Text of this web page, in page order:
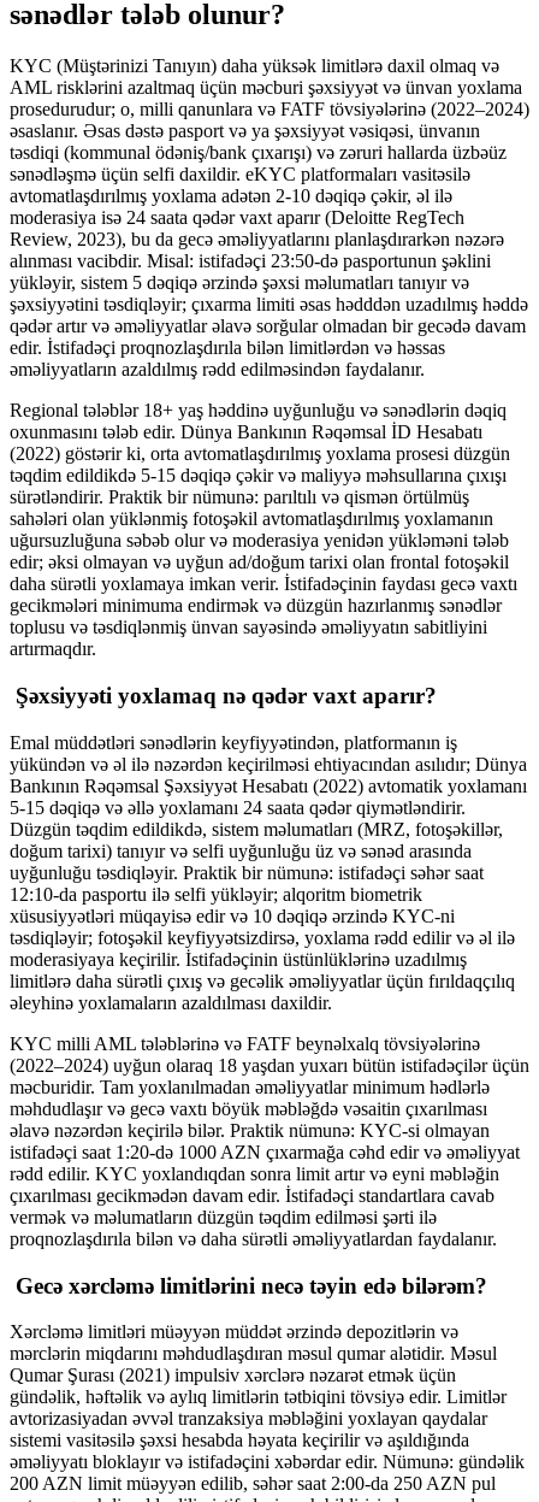
sənədlər tələb olunur?
KYC (Müştərinizi Tanıyın) daha yüksək limitlərə daxil olmaq və
AML risklərini azaltmaq üçün məcburi şəxsiyyət və ünvan yoxlama
prosedurudur; o, milli qanunlara və FATF tövsiyələrinə (2022–2024)
əsaslanır. Əsas dəstə pasport və ya şəxsiyyət vəsiqəsi, ünvanın
təsdiqi (kommunal ödəniş/bank çıxarışı) və zəruri hallarda üzbəüz
sənədləşmə üçün selfi daxildir. eKYC platformaları vasitəsilə
avtomatlaşdırılmış yoxlama adətən 2-10 dəqiqə çəkir, əl ilə
moderasiya isə 24 saata qədər vaxt aparır (Deloitte RegTech
Review, 2023), bu da gecə əməliyyatlarını planlaşdırarkən nəzərə
alınması vacibdir. Misal: istifadəçi 23:50-də pasportunun şəklini
yükləyir, sistem 5 dəqiqə ərzində şəxsi məlumatları tanıyır və
şəxsiyyətini təsdiqləyir; çıxarma limiti əsas hədddən uzadılmış həddə
qədər artır və əməliyyatlar əlavə sorğular olmadan bir gecədə davam
edir. İstifadəçi proqnozlaşdırıla bilən limitlərdən və həssas
əməliyyatların azaldılmış rədd edilməsindən faydalanır.
Regional tələblər 18+ yaş həddinə uyğunluğu və sənədlərin dəqiq
oxunmasını tələb edir. Dünya Bankının Rəqəmsal İD Hesabatı
(2022) göstərir ki, orta avtomatlaşdırılmış yoxlama prosesi düzgün
təqdim edildikdə 5-15 dəqiqə çəkir və maliyyə məhsullarına çıxışı
sürətləndirir. Praktik bir nümunə: parıltılı və qismən örtülmüş
sahələri olan yüklənmiş fotoşəkil avtomatlaşdırılmış yoxlamanın
uğursuzluğuna səbəb olur və moderasiya yenidən yükləməni tələb
edir; əksi olmayan və uyğun ad/doğum tarixi olan frontal fotoşəkil
daha sürətli yoxlamaya imkan verir. İstifadəçinin faydası gecə vaxtı
gecikmələri minimuma endirmək və düzgün hazırlanmış sənədlər
toplusu və təsdiqlənmiş ünvan sayəsində əməliyyatın sabitliyini
artırmaqdır.
Şəxsiyyəti yoxlamaq nə qədər vaxt aparır?
Emal müddətləri sənədlərin keyfiyyətindən, platformanın iş
yükündən və əl ilə nəzərdən keçirilməsi ehtiyacından asılıdır; Dünya
Bankının Rəqəmsal Şəxsiyyət Hesabatı (2022) avtomatik yoxlamanı
5-15 dəqiqə və əllə yoxlamanı 24 saata qədər qiymətləndirir.
Düzgün təqdim edildikdə, sistem məlumatları (MRZ, fotoşəkillər,
doğum tarixi) tanıyır və selfi uyğunluğu üz və sənəd arasında
uyğunluğu təsdiqləyir. Praktik bir nümunə: istifadəçi səhər saat
12:10-da pasportu ilə selfi yükləyir; alqoritm biometrik
xüsusiyyətləri müqayisə edir və 10 dəqiqə ərzində KYC-ni
təsdiqləyir; fotoşəkil keyfiyyətsizdirsə, yoxlama rədd edilir və əl ilə
moderasiyaya keçirilir. İstifadəçinin üstünlüklərinə uzadılmış
limitlərə daha sürətli çıxış və gecəlik əməliyyatlar üçün fırıldaqçılıq
əleyhinə yoxlamaların azaldılması daxildir.
KYC milli AML tələblərinə və FATF beynəlxalq tövsiyələrinə
(2022–2024) uyğun olaraq 18 yaşdan yuxarı bütün istifadəçilər üçün
məcburidir. Tam yoxlanılmadan əməliyyatlar minimum hədlərlə
məhdudlaşır və gecə vaxtı böyük məbləğdə vəsaitin çıxarılması
əlavə nəzərdən keçirilə bilər. Praktik nümunə: KYC-si olmayan
istifadəçi saat 1:20-də 1000 AZN çıxarmağa cəhd edir və əməliyyat
rədd edilir. KYC yoxlandıqdan sonra limit artır və eyni məbləğin
çıxarılması gecikmədən davam edir. İstifadəçi standartlara cavab
vermək və məlumatların düzgün təqdim edilməsi şərti ilə
proqnozlaşdırıla bilən və daha sürətli əməliyyatlardan faydalanır.
Gecə xərcləmə limitlərini necə təyin edə bilərəm?
Xərcləmə limitləri müəyyən müddət ərzində depozitlərin və
mərclərin miqdarını məhdudlaşdıran məsul qumar alətidir. Məsul
Qumar Şurası (2021) impulsiv xərclərə nəzarət etmək üçün
gündəlik, həftəlik və aylıq limitlərin tətbiqini tövsiyə edir. Limitlər
avtorizasiyadan əvvəl tranzaksiya məbləğini yoxlayan qaydalar
sistemi vasitəsilə şəxsi hesabda həyata keçirilir və aşıldığında
əməliyyatı bloklayır və istifadəçini xəbərdar edir. Nümunə: gündəlik
200 AZN limit müəyyən edilib, səhər saat 2:00-da 250 AZN pul